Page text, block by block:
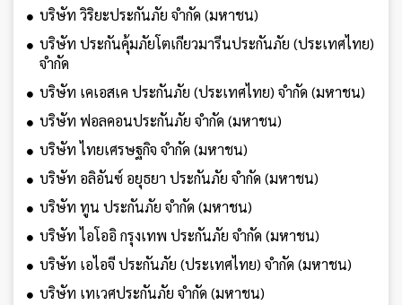
บริษัท วิริยะประกันภัย จำกัด (มหาชน)
บริษัท ประกันคุ้มภัยโตเกียวมารีนประกันภัย (ประเทศไทย)
จำกัด
บริษัท เคเอสเค ประกันภัย (ประเทศไทย) จำกัด (มหาชน)
บริษัท ฟอลคอนประกันภัย จำกัด (มหาชน)
บริษัท ไทยเศรษฐกิจ จำกัด (มหาชน)
บริษัท อลิอันซ์ อยุธยา ประกันภัย จำกัด (มหาชน)
บริษัท ทูน ประกันภัย จำกัด (มหาชน)
บริษัท ไอโออิ กรุงเทพ ประกันภัย จำกัด (มหาชน)
บริษัท เอไอจี ประกันภัย (ประเทศไทย) จำกัด (มหาชน)
บริษัท เทเวศประกันภัย จำกัด (มหาชน)